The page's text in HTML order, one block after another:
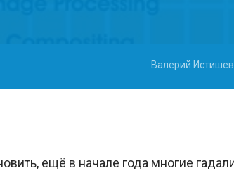
Валерий Истишев
ещё в начале года многие